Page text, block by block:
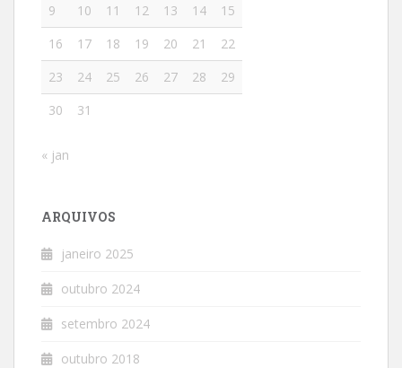
9
10 11 12 13 14
15
16
17 18 19 20 21
22
23
24 25 26 27 28
29
30
31
« jan
ARQUIVOS
janeiro 2025
outubro 2024
setembro 2024
outubro 2018